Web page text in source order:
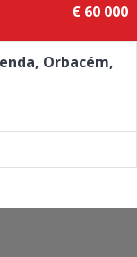
€ 60 000
Orbacém,